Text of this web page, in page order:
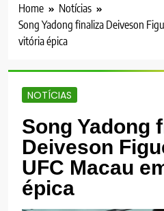
Home
Notícias
Song Yadong finaliza Deiveson
vitória épica
NOTÍCIAS
Song Yadong
Deiveson
UFC Macau
épica